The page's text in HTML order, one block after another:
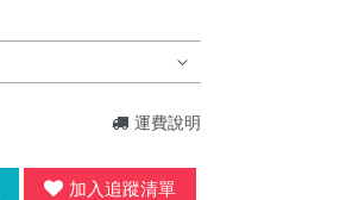
運費說明
加入追蹤清單